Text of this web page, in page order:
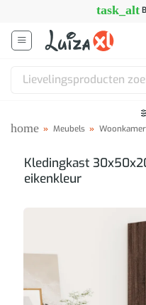
inhoud
task_alt
Zoeken
home » Meubels » Woonkamer
Kledingkast
eikenkleur